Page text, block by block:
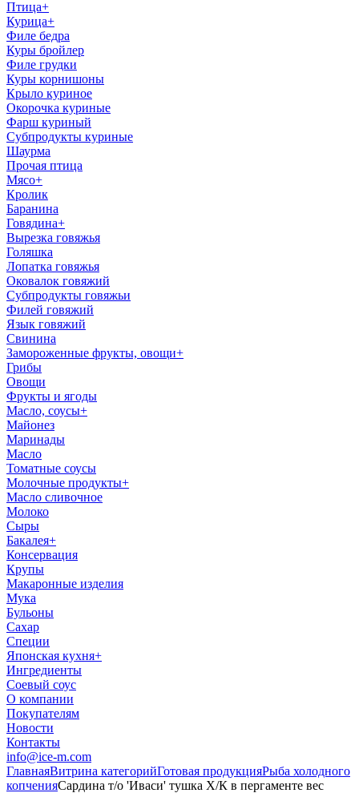
Птица+
Курица+
Филе бедра
Куры бройлер
Филе грудки
Куры корнишоны
Крыло куриное
Окорочка куриные
Фарш куриный
Субпродукты куриные
Шаурма
Прочая птица
Мясо+
Кролик
Баранина
Говядина+
Вырезка говяжья
Голяшка
Лопатка говяжья
Оковалок говяжий
Субпродукты говяжьи
Филей говяжий
Язык говяжий
Свинина
Замороженные фрукты, овощи+
Грибы
Овощи
Фрукты и ягоды
Масло, соусы+
Майонез
Маринады
Масло
Томатные соусы
Молочные продукты+
Масло сливочное
Молоко
Сыры
Бакалея+
Консервация
Крупы
Макаронные изделия
Мука
Бульоны
Сахар
Специи
Японская кухня+
Ингредиенты
Соевый соус
О компании
Покупателям
Новости
Контакты
info@ice-m.com
ГлавнаяВитрина категорийГотовая продукцияРыба холодного
копченияСардина т/о 'Иваси' тушка Х/К в пергаменте вес